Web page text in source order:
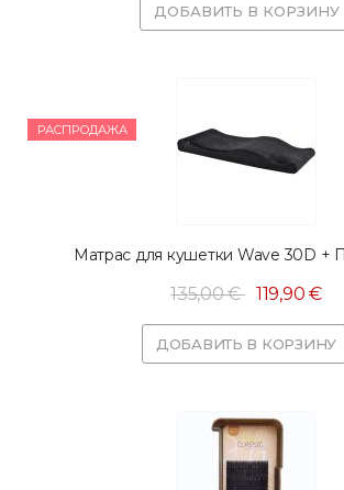
ДОБАВИТЬ В КОРЗИНУ
Матрас для кушетки Wave 30D
РАСПРОДАЖА
135,00 € 119,90 €
ДОБАВИТЬ В КОРЗИНУ